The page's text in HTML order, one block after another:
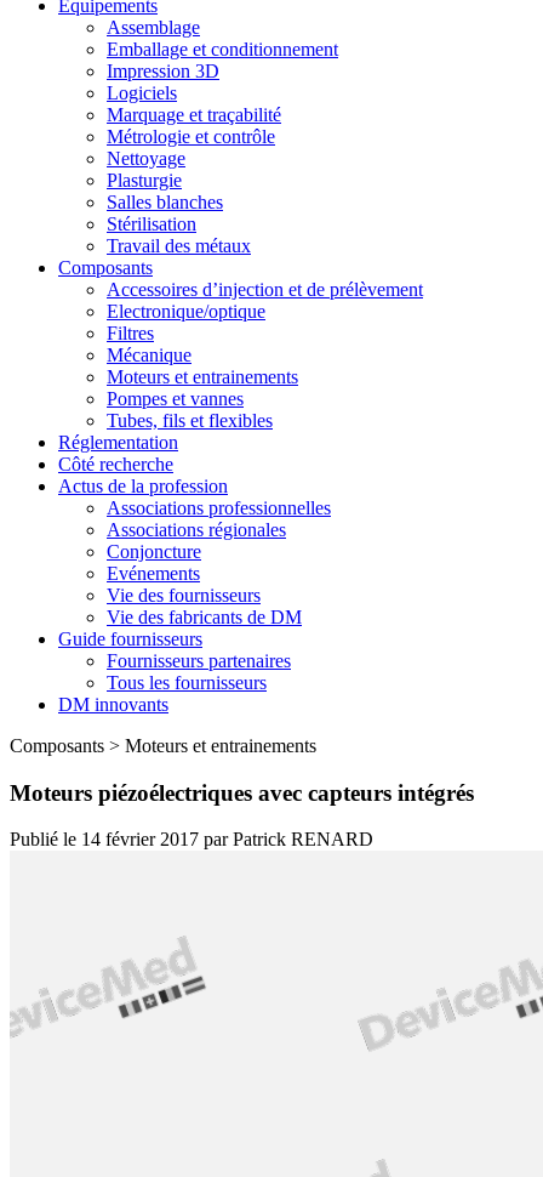
Equipements
Assemblage
Emballage et conditionnement
Impression 3D
Logiciels
Marquage et traçabilité
Métrologie et contrôle
Nettoyage
Plasturgie
Salles blanches
Stérilisation
Travail des métaux
Composants
Accessoires d’injection et de prélèvement
Electronique/optique
Filtres
Mécanique
Moteurs et entrainements
Pompes et vannes
Tubes, fils et flexibles
Réglementation
Côté recherche
Actus de la profession
Associations professionnelles
Associations régionales
Conjoncture
Evénements
Vie des fournisseurs
Vie des fabricants de DM
Guide fournisseurs
Fournisseurs partenaires
Tous les fournisseurs
DM innovants
Composants > Moteurs et entrainements
Moteurs piézoélectriques avec capteurs intégrés
Publié le 14 février 2017 parPatrick RENARD